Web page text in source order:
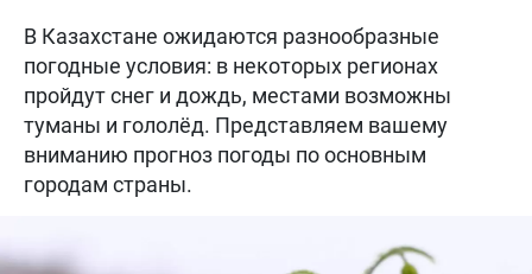
В Казахстане ожидаются разнообразные
погодные условия: в некоторых регионах
пройдут снег и дождь, местами возможны
туманы и гололёд. Представляем вашему
вниманию прогноз погоды по основным
городам страны.